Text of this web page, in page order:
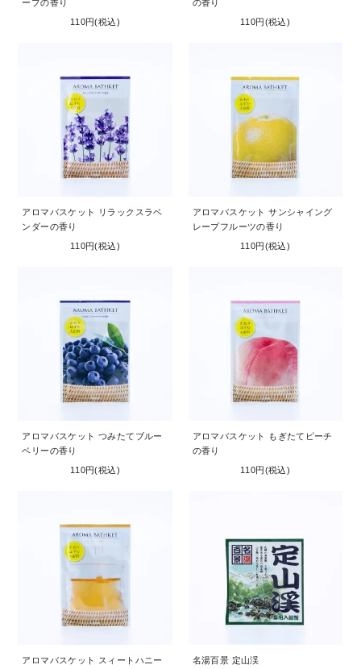
ープの香り
110円(税込)
の香り
110円(税込)
アロマバスケット リラックスラベ
ンダーの香り
110円(税込)
アロマバスケット サンシャイング
レープフルーツの香り
110円(税込)
アロマバスケット つみたてブルー
ベリーの香り
110円(税込)
アロマバスケット もぎたてピーチ
の香り
110円(税込)
アロマバスケット スィートハニー
名湯百景 定山渓